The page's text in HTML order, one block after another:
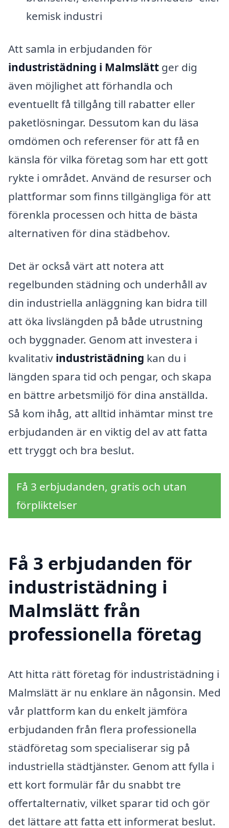
kemisk industri
Att samla in erbjudanden för
industristädning i Malmslätt ger dig
även möjlighet att förhandla och
eventuellt få tillgång till rabatter eller
paketlösningar. Dessutom kan du läsa
omdömen och referenser för att få en
känsla för vilka företag som har ett gott
rykte i området. Använd de resurser och
plattformar som finns tillgängliga för att
förenkla processen och hitta de bästa
alternativen för dina städbehov.
Det är också värt att notera att
regelbunden städning och underhåll av
din industriella anläggning kan bidra till
att öka livslängden på både utrustning
och byggnader. Genom att investera i
kvalitativ industristädning kan du i
längden spara tid och pengar, och skapa
en bättre arbetsmiljö för dina anställda.
Så kom ihåg, att alltid inhämtar minst tre
erbjudanden är en viktig del av att fatta
ett tryggt och bra beslut.
Få 3 erbjudanden, gratis och utan
förpliktelser
Få 3 erbjudanden för
industristädning i
Malmslätt från
professionella företag
Att hitta rätt företag för industristädning i
Malmslätt är nu enklare än någonsin. Med
vår plattform kan du enkelt jämföra
erbjudanden från flera professionella
städföretag som specialiserar sig på
industriella städtjänster. Genom att fylla i
ett kort formulär får du snabbt tre
offertalternativ, vilket sparar tid och gör
det lättare att fatta ett informerat beslut.